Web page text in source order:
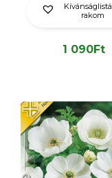
rakom
1 090Ft